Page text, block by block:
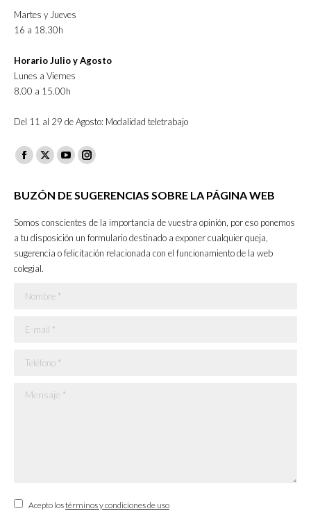
Martes y Jueves
16 a 18.30h
Horario Julio y Agosto
Lunes a Viernes
8.00 a 15.00h
Del 11 al 29 de Agosto: Modalidad teletrabajo
Facebook
opens
new
window
X
opens
new
window
YouTube
opens
new
window
Instagram
opens
in
new
window
BUZÓN DE SUGERENCIAS SOBRE LA PÁGINA WEB
Somos conscientes de la importancia de vuestra opinión, por eso ponemos
a tu disposición un formulario destinado a exponer cualquier queja,
sugerencia o felicitación relacionada con el funcionamiento de la web
colegial.
Nombre *
E-mail *
Teléfono *
Mensaje *
Acepto lostérminos y condiciones de uso